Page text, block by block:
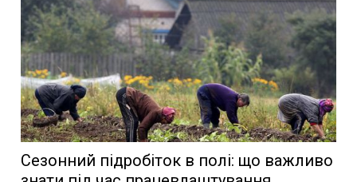
Сезонний підробіток в полі: що важливо